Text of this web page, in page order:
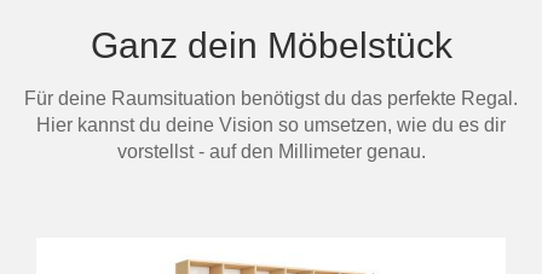
Ganz dein Möbelstück
Für deine Raumsituation benötigst du das perfekte Regal.
Hier kannst du deine Vision so umsetzen, wie du es dir
vorstellst - auf den Millimeter genau.